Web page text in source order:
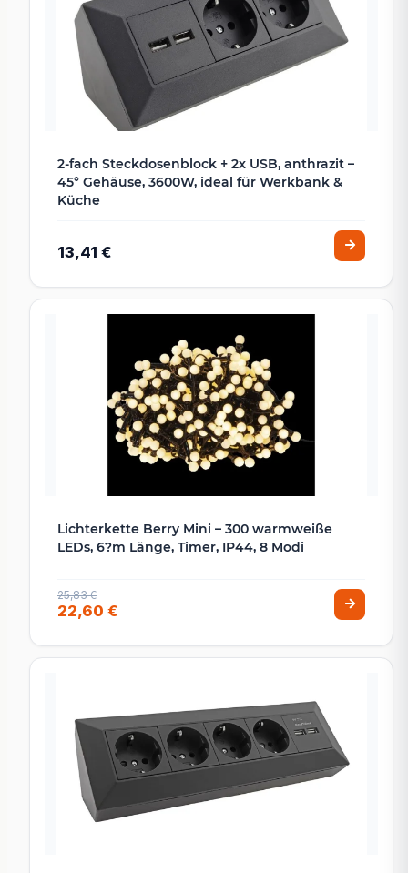
2-fach Steckdosenblock + 2x USB, anthrazit –
45° Gehäuse, 3600W, ideal für Werkbank &
Küche
13,41 €
Lichterkette Berry Mini – 300 warmweiße
LEDs, 6?m Länge, Timer, IP44, 8 Modi
25,83 €
22,60 €